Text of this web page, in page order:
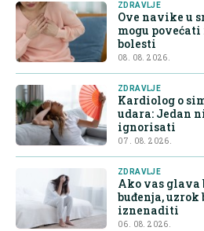
ZDRAVLJE
Ove navike u
mogu
bolesti
08. 08. 2026.
ZDRAVLJE
Kardiolog o
udara: Jedan
ignorisati
07. 08. 2026.
ZDRAVLJE
Ako vas glava
buđenja, uzrok
iznenaditi
06. 08. 2026.